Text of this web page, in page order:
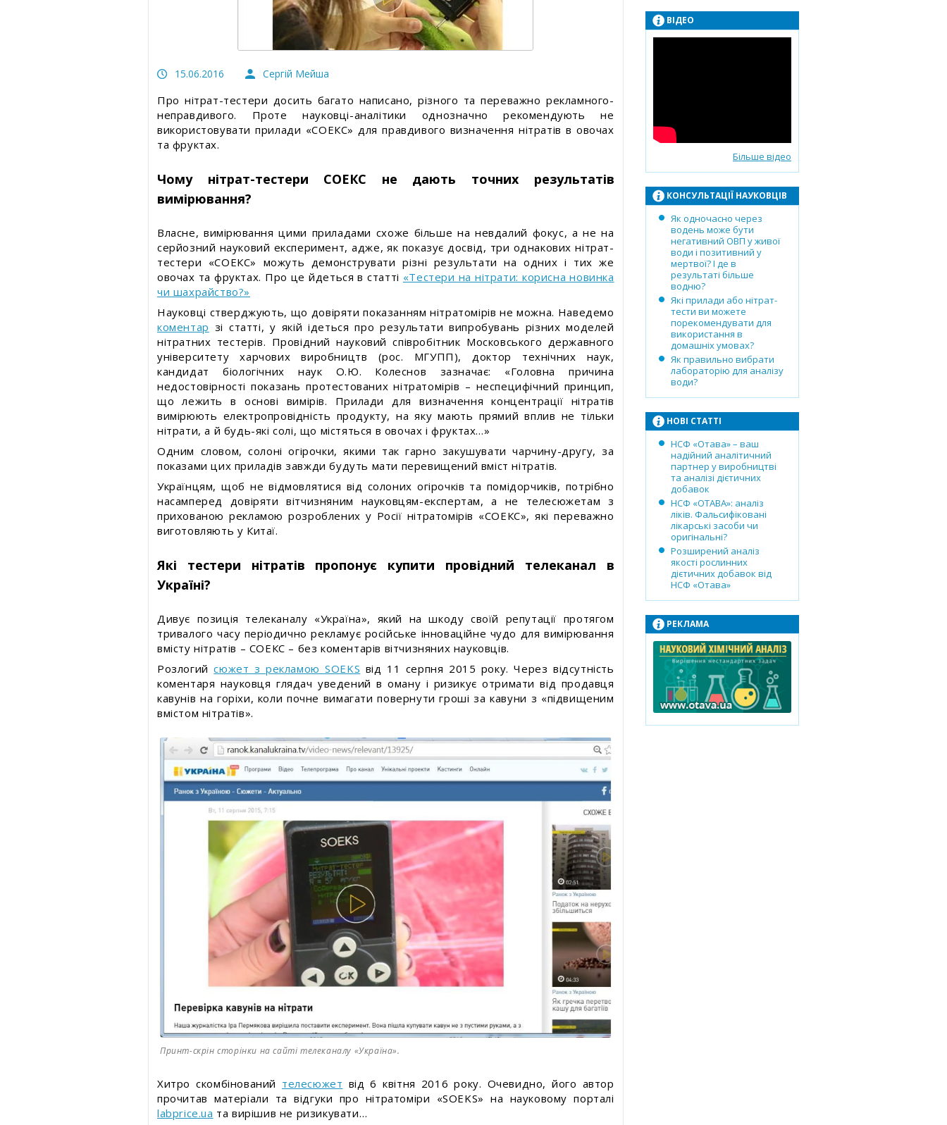
Статті про товари та послуги
Статті про вимірювальні
Відеоновини
15.06.2016 Сергій Мейша
Про нітрат-тестери досить багато написано, різного та переважно рекламного-
неправдивого. Проте науковці-аналітики однозначно рекомендують не
використовувати прилади «СОЕКС» для правдивого визначення нітратів в овочах
та фруктах.
Чому нітрат-тестери СОЕКС не дають точних результатів
вимірювання?
Власне, вимірювання цими приладами схоже більше на невдалий фокус, а не на
серйозний науковий експеримент, адже, як показує досвід, три однакових нітрат-
тестери «СОЕКС» можуть демонструвати різні результати на одних і тих же
овочах та фруктах. Про це йдеться в статті «Тестери на нітрати: корисна новинка
чи шахрайство?»
Науковці стверджують, що довіряти показанням нітратомірів не можна. Наведемо
коментар зі статті, у якій ідеться про результати випробувань різних моделей
нітратних тестерів. Провідний науковий співробітник Московського державного
університету харчових виробництв (рос. МГУПП), доктор технічних наук,
кандидат біологічних наук О.Ю. Колеснов зазначає: «Головна причина
недостовірності показань протестованих нітратомірів – неспецифічний принцип,
що лежить в основі вимірів. Прилади для визначення концентрації нітратів
вимірюють електропровідність продукту, на яку мають прямий вплив не тільки
нітрати, а й будь-які солі, що містяться в овочах і фруктах…»
Одним словом, солоні огірочки, якими так гарно закушувати чарчину-другу, за
показами цих приладів завжди будуть мати перевищений вміст нітратів.
Українцям, щоб не відмовлятися від солоних огірочків та помідорчиків, потрібно
насамперед довіряти вітчизняним науковцям-експертам, а не телесюжетам з
прихованою рекламою розроблених у Росії нітратомірів «СОЕКС», які переважно
виготовляють у Китаї.
Які тестери нітратів пропонує купити провідний телеканал в
Україні?
Дивує позиція телеканалу «Україна», який на шкоду своїй репутації протягом
тривалого часу періодично рекламує російське інноваційне чудо для вимірювання
вмісту нітратів – СОЕКС – без коментарів вітчизняних науковців.
Розлогийсюжет з рекламою SOEKS від 11 серпня 2015 року. Через відсутність
коментаря науковця глядач уведений в оману і ризикує отримати від продавця
кавунів на горіхи, коли почне вимагати повернути гроші за кавуни з «підвищеним
вмістом нітратів».
Принт-скрін сторінки на сайті телеканалу «Україна».
Хитро скомбінований телесюжет від 6 квітня 2016 року. Очевидно, його автор
прочитав матеріали та відгуки про нітратоміри «SOEKS» на науковому порталі
labprice.ua та вирішив не ризикувати…
ВІДЕО
Більше відео
КОНСУЛЬТАЦІЇ НАУКОВЦІВ
Як одночасно через
водень може бути
негативний ОВП у живої
води і позитивний у
мертвої? І де в
результаті більше
водню?
Які прилади або нітрат-
тести ви можете
порекомендувати для
використання в
домашніх умовах?
Як правильно вибрати
лабораторію для аналізу
води?
НОВІ СТАТТІ
НСФ «Отава» – ваш
надійний аналітичний
партнер у виробництві
та аналізі дієтичних
добавок
НСФ «ОТАВА»: аналіз
ліків. Фальсифіковані
лікарські засоби чи
оригінальні?
Розширений аналіз
якості рослинних
дієтичних добавок від
НСФ «Отава»
РЕКЛАМА